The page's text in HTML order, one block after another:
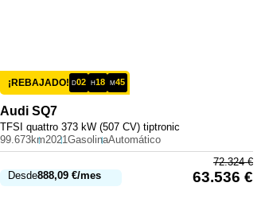
¡REBAJADO! D02 H18 M45
Audi SQ7
TFSI quattro 373 kW (507 CV) tiptronic
99.673km2021GasolinaAutomático
Desde888,09 €/mes
72.324€
63.536 €